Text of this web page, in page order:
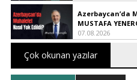
Azerbaycan’da
MUSTAFA
07.08.2026
Çok okunan yazılar